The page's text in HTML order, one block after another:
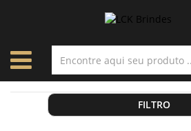
FILTRO